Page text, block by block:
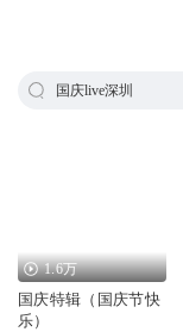
国庆live深圳
1.6万
国庆特辑（国庆节快
乐）